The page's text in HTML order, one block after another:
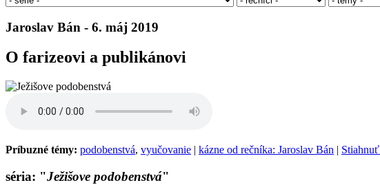
Jaroslav Bán - 6. máj 2019
O farizeovi a publikánovi
Príbuzné témy: podobenstvá, vyučovanie | kázne od rečníka: Jaroslav Bán |
séria: "Ježišove podobenstvá"